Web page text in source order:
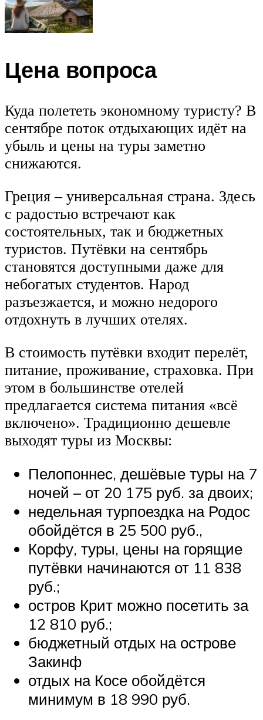
Цена вопроса
Куда полететь экономному туристу? В
сентябре поток отдыхающих идёт на
убыль и цены на туры заметно
снижаются.
Греция – универсальная страна. Здесь
с радостью встречают как
состоятельных, так и бюджетных
туристов. Путёвки на сентябрь
становятся доступными даже для
небогатых студентов. Народ
разъезжается, и можно недорого
отдохнуть в лучших отелях.
В стоимость путёвки входит перелёт,
питание, проживание, страховка. При
этом в большинстве отелей
предлагается система питания «всё
включено». Традиционно дешевле
выходят туры из Москвы:
Пелопоннес, дешёвые туры на 7
ночей – от 20 175 руб. за двоих;
недельная турпоездка на Родос
обойдётся в 25 500 руб.,
Корфу, туры, цены на горящие
путёвки начинаются от 11 838
руб.;
остров Крит можно посетить за
12 810 руб.;
бюджетный отдых на острове
Закинф
отдых на Косе обойдётся
минимум в 18 990 руб.